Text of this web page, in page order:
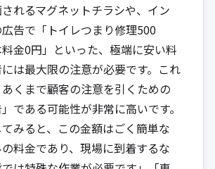
れるマグネットチラシや、イン
告で「トイレつまり修理500
金0円」といった、極端に安い料
は最大限の注意が必要です。これ
くまで顧客の注意を引くための
」である可能性が非常に高いです。
みると、この金額はごく簡単な
料金であり、現場に到着するな